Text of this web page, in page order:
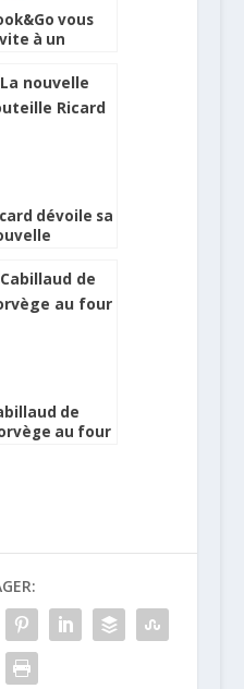
vous
à un
dévoile sa
de
au four